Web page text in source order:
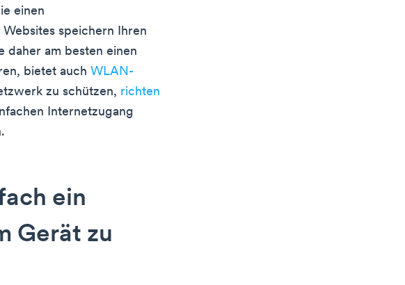
einen
speichern Ihren
daher am besten einen
bietet auch WLAN-
zu schützen, richten
Internetzugang
ein
Gerät zu